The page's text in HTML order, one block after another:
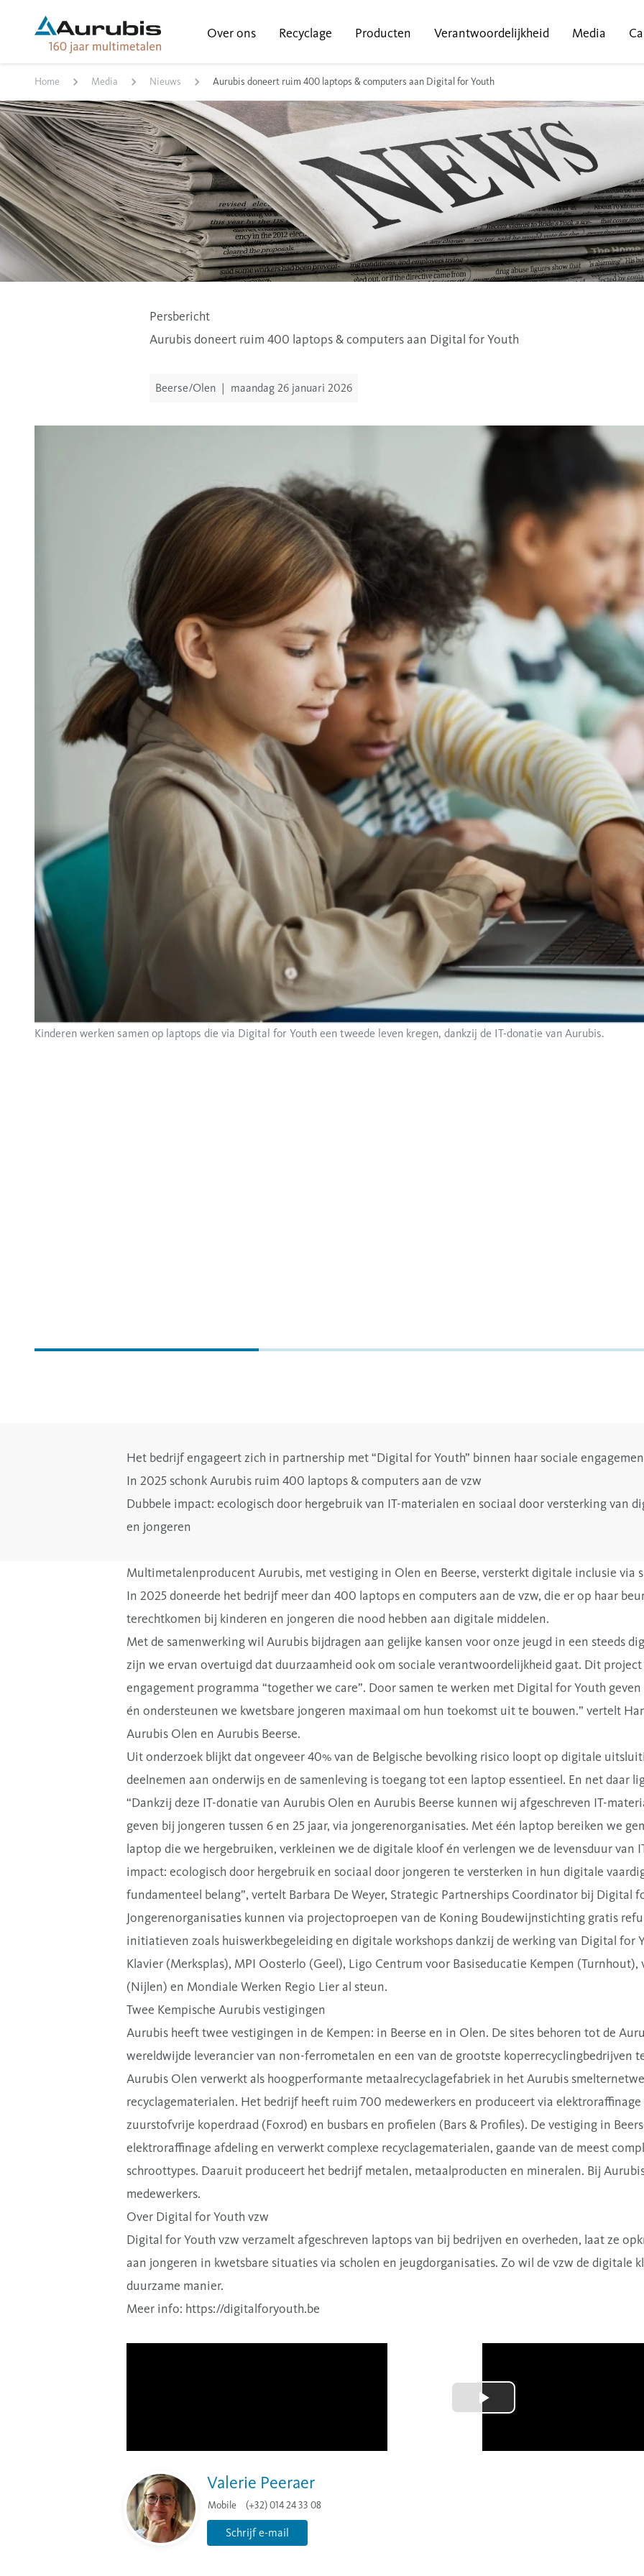
Over ons Recyclage Producten Verantwoordelijkheid Media
Home Media Nieuws Aurubis doneert ruim 400 laptops & computers aan Digital for Youth
Persbericht
Aurubis doneert ruim 400 laptops & computers aan Digital for Youth
Beerse/Olen | maandag 26 januari 2026
Kinderen werken samen op laptops die via Digital for Youth een tweede leven kregen, dankzij de IT-donatie van Aurubis.
Het bedrijf engageert zich in partnership met “Digital for Youth” binnen haar sociale
In 2025 schonk Aurubis ruim 400 laptops & computers aan de vzw
Dubbele impact: ecologisch door hergebruik van IT-materialen en sociaal door versterking van
en jongeren
MultimetalenproducentAurubis, met vestiging in Olen en Beerse, versterkt digitale inclusie via
In 2025 doneerde het bedrijfmeer dan 400 laptops en computers aan de vzw, die er op haar
terechtkomen bij kinderen en jongeren die nood hebben aan digitale middelen.
Met de samenwerking wil Aurubis bijdragen aan gelijke kansen voor onze jeugd in een steeds
zijn we ervan overtuigd dat duurzaamheid ook om sociale verantwoordelijkheid gaat. Dit
engagement programma “together we care”. Door samen te werken met Digital for Youth
én ondersteunen we kwetsbare jongeren maximaal om hun toekomst uit te bouwen.” vertelt
Aurubis Olen en Aurubis Beerse.
Uit onderzoek blijkt dat ongeveer 40% van de Belgische bevolking risico loopt op digitale
deelnemen aan onderwijs en de samenleving is toegang tot een laptop essentieel. En net daar
“Dankzij deze IT-donatie van Aurubis Olen en Aurubis Beerse kunnen wij afgeschreven IT-
geven bij jongeren tussen 6 en 25 jaar, via jongerenorganisaties. Met één laptop bereiken we
laptop die we hergebruiken, verkleinen we de digitale kloof én verlengen we de levensduur van
impact: ecologisch door hergebruik en sociaal door jongeren te versterken in hun digitale
fundamenteel belang”, vertelt Barbara De Weyer, Strategic Partnerships Coordinator bij Digital
Jongerenorganisaties kunnen via projectoproepen van de Koning Boudewijnstichting gratis
initiatieven zoals huiswerkbegeleiding en digitale workshops dankzij de werking van Digital for
Klavier (Merksplas), MPI Oosterlo (Geel), Ligo Centrum voor Basiseducatie Kempen (Turnhout),
(Nijlen) en Mondiale Werken Regio Lier al steun.
Twee Kempische Aurubis vestigingen
Aurubis heeft twee vestigingen in de Kempen: in Beerse en in Olen. De sites behoren tot de
wereldwijde leverancier van non-ferrometalen en een van de grootste koperrecyclingbedrijven
Aurubis Olen verwerkt als hoogperformante metaalrecyclagefabriek in het Aurubis
recyclagematerialen. Het bedrijf heeft ruim 700 medewerkers en produceert via
zuurstofvrije koperdraad (Foxrod) en busbars en profielen (Bars & Profiles). De vestiging in
elektroraffinage afdeling en verwerkt complexe recyclagematerialen, gaande van de meest
schroottypes. Daaruit produceert het bedrijf metalen, metaalproducten en mineralen. Bij
medewerkers.
Over Digital for Youth vzw
Digital for Youth vzw verzamelt afgeschreven laptops van bij bedrijven en overheden, laat ze
aan jongeren in kwetsbare situaties via scholen en jeugdorganisaties. Zo wil de vzw de digitale
duurzame manier.
Meer info: https://digitalforyouth.be
Valerie Peeraer
Mobile (+32) 014 24 33 08
Schrijf e-mail